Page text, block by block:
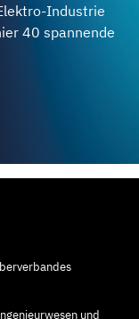
Industrie
40 spannende
und